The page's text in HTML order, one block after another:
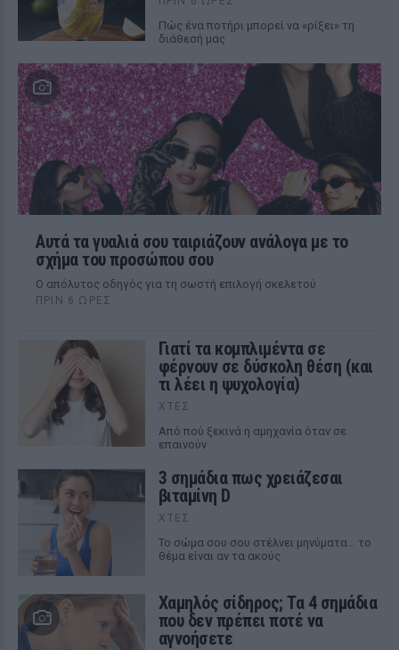
Πώς ένα ποτήρι μπορεί να «ρίξει» τη
διάθεσή μας
Αυτά τα γυαλιά σου ταιριάζουν ανάλογα με το
σχήμα του προσώπου σου
Ο απόλυτος οδηγός για τη σωστή επιλογή σκελετού
ΠΡΙΝ 6 ΏΡΕΣ
Γιατί τα κομπλιμέντα σε
φέρνουν σε δύσκολη θέση (και
τι λέει η ψυχολογία)
ΧΤΕΣ
Από πού ξεκινά η αμηχανία όταν σε
επαινούν
3 σημάδια πως χρειάζεσαι
βιταμίνη D
ΧΤΕΣ
Το σώμα σου σου στέλνει μηνύματα… το
θέμα είναι αν τα ακούς
Χαμηλός σίδηρος; Τα 4 σημάδια
που δεν πρέπει ποτέ να
αγνοήσετε